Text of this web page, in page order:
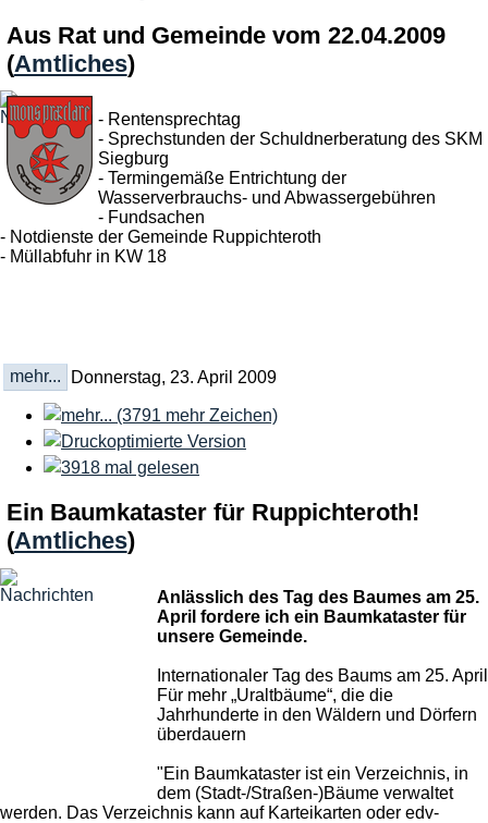
Aus Rat und Gemeinde vom 22.04.2009
(Amtliches)
- Rentensprechtag
- Sprechstunden der Schuldnerberatung des SKM
Siegburg
- Termingemäße Entrichtung der
Wasserverbrauchs- und Abwassergebühren
- Fundsachen
- Notdienste der Gemeinde Ruppichteroth
- Müllabfuhr in KW 18
mehr... Donnerstag, 23. April 2009
Ein Baumkataster für Ruppichteroth!
(Amtliches)
Anlässlich des Tag des Baumes am 25.
April fordere ich ein Baumkataster für
unsere Gemeinde.
Internationaler Tag des Baums am 25. April
Für mehr „Uraltbäume“, die die
Jahrhunderte in den Wäldern und Dörfern
überdauern
"Ein Baumkataster ist ein Verzeichnis, in
dem (Stadt-/Straßen-)Bäume verwaltet
werden. Das Verzeichnis kann auf Karteikarten oder edv-